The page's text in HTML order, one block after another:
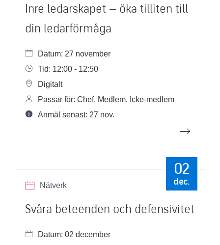
Inre ledarskapet – öka tilliten till
din ledarförmåga
Datum: 27 november
Tid: 12:00 - 12:50
Digitalt
Passar för: Chef, Medlem, Icke-medlem
Anmäl senast: 27 nov.
Nätverk
02
dec.
Svåra beteenden och defensivitet
Datum: 02 december